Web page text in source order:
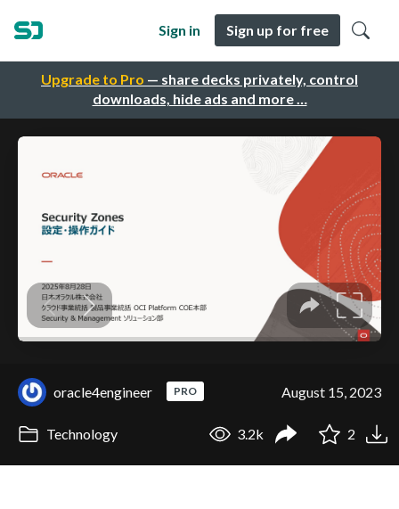
Upgrade to Pro — share decks privately, control
downloads, hide ads and more …
Sign in Sign up for free
oracle4engineer PRO August 15, 2023
Technology 3.2k 2